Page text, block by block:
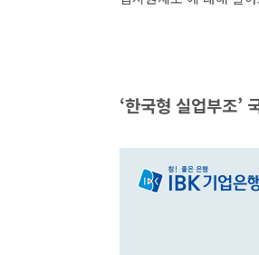
‘한국형 실업부조’